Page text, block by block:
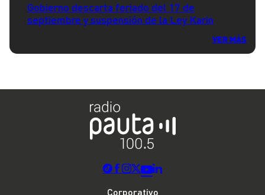
Gobierno descarta feriado del 17 de
septiembre y suspensión de la Ley Karin
VER MÁS
Corporativo